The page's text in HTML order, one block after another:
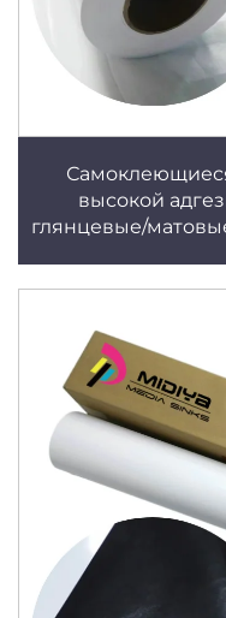
высокой
глянцевые/